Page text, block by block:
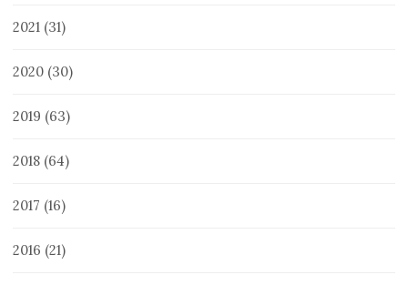
2021 (31)
2020 (30)
2019 (63)
2018 (64)
2017 (16)
2016 (21)